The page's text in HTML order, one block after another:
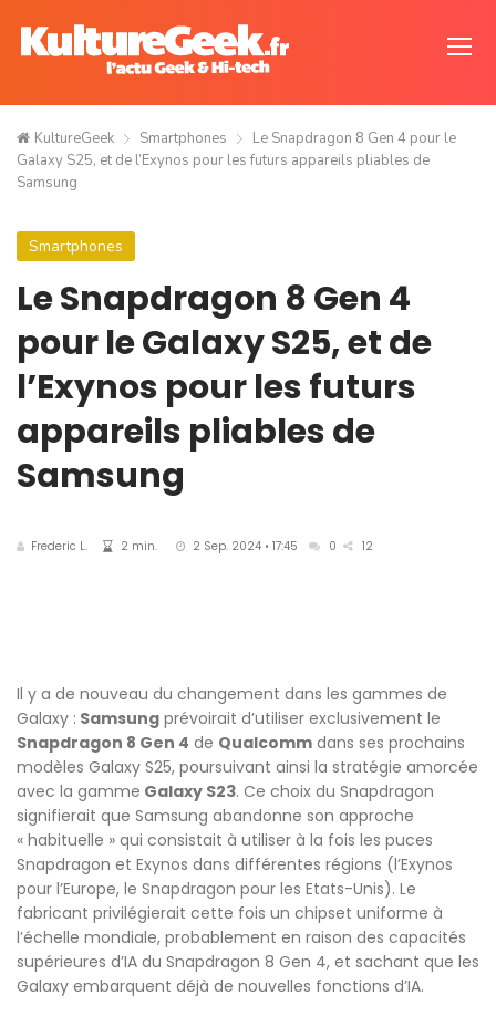
KultureGeek Smartphones
Le Snapdragon 8 Gen 4 pour le
Galaxy S25, et de l’Exynos pour les futurs appareils pliables de
Samsung
Smartphones
Le Snapdragon 8 Gen 4
pour le Galaxy S25, et de
l’Exynos pour les futurs
appareils pliables de
Samsung
Frederic L. 2 min. 2 Sep. 2024 • 17:45 0 12
Il y a de nouveau du changement dans les gammes de
Galaxy : Samsung prévoirait d’utiliser exclusivement le
Snapdragon 8 Gen 4 de Qualcomm dans ses prochains
modèles Galaxy S25, poursuivant ainsi la stratégie amorcée
avec la gamme Galaxy S23. Ce choix du Snapdragon
signifierait que Samsung abandonne son approche
« habituelle » qui consistait à utiliser à la fois les puces
Snapdragon et Exynos dans différentes régions (l’Exynos
pour l’Europe, le Snapdragon pour les Etats-Unis). Le
fabricant privilégierait cette fois un chipset uniforme à
l’échelle mondiale, probablement en raison des capacités
supérieures d’IA du Snapdragon 8 Gen 4, et sachant que les
Galaxy embarquent déjà de nouvelles fonctions d’IA.